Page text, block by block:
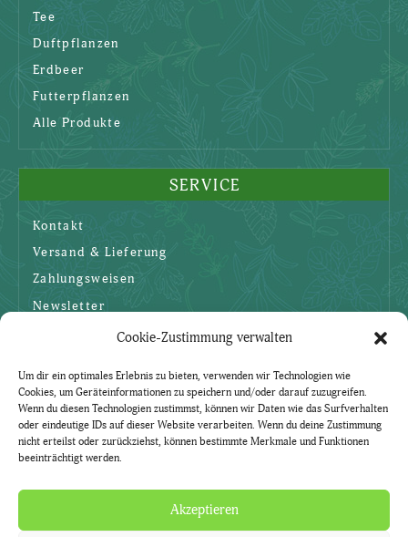
Cookie-Zustimmung verwalten
Um dir ein optimales Erlebnis zu bieten, verwenden wir Technologien wie
Cookies, um Geräteinformationen zu speichern und/oder darauf zuzugreifen.
Wenn du diesen Technologien zustimmst, können wir Daten wie das Surfverhalten
oder eindeutige IDs auf dieser Website verarbeiten. Wenn du deine Zustimmung
nicht erteilst oder zurückziehst, können bestimmte Merkmale und Funktionen
beeinträchtigt werden.
Akzeptieren
Tee
Duftpflanzen
Erdbeer
Futterpflanzen
Alle Produkte
SERVICE
Kontakt
Versand & Lieferung
Zahlungsweisen
Newsletter
SICHERHEIT
AGBs
Datenschutzerklärung
Widerruf
Impressum